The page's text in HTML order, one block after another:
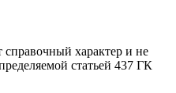
характер и не
статьей 437 ГК